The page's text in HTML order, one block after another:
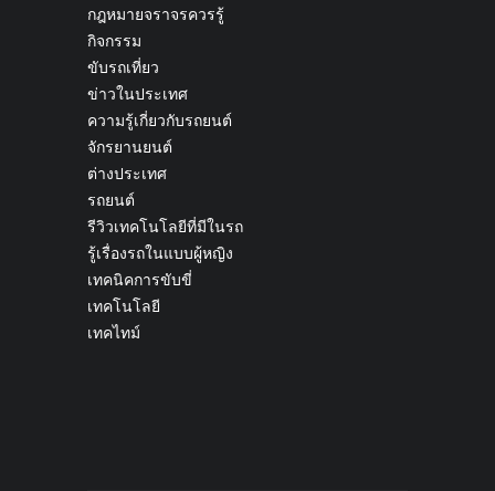
กฎหมายจราจรควรรู้
กิจกรรม
ขับรถเที่ยว
ข่าวในประเทศ
ความรู้เกี่ยวกับรถยนต์
จักรยานยนต์
ต่างประเทศ
รถยนต์
รีวิวเทคโนโลยีที่มีในรถ
รู้เรื่องรถในแบบผู้หญิง
เทคนิคการขับขี่
เทคโนโลยี
เทคไทม์